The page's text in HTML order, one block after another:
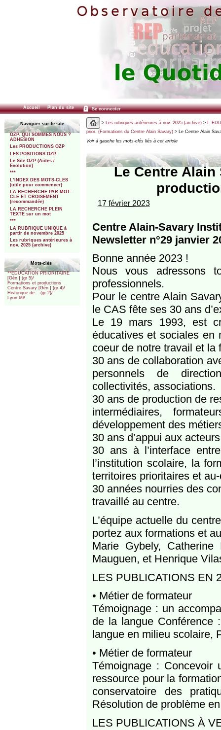
Accueil Plan du site Se connecter
Naviguer sur le site
OZP. QUI SOMMES NOUS ?
ADHESION
Les PRODUCTIONS OZP
LES POSITIONS OZP
Le Site OZP (Aides /
Evolution)
***
L’INDEX DES MOTS-CLES
(utile pour commencer)
LA RECHERCHE PAR MOT-
CLE ET CROISEMENT
(recommandée)
LA RECHERCHE PLEIN
TEXTE sur un mot
***
LA RUBRIQUE UNIQUE à
partir de novembre 2025
Les rubriques antérieures à
nov. 2025 (archive)
Mots-clés
**EDUCATION PRIORITAIRE
[Gén.] (gr 5)/
Formations et productions
Centre Savary [Gén.] (gr 4)/
Historique de... (gr 2)/
Lyon 69/
> Les rubriques antérieures à nov. 2025 (archive)> I-
prior. (Formations du Centre Alain Savary)> Le Centre Alain
Voir à gauche les mots-clés liés à cet article
Le Centre
17 février 2023
Centre Alain-Savary
Newsletter n°29 janvier
Bonne année 2023 !
Nous vous adressons
professionnels.
Pour le centre Alain
le CAS fête ses 30 ans
Le 19 mars 1993, est
éducatives et sociales en
coeur de notre travail et la
30 ans de collaboration
personnels de
collectivités, associations.
30 ans de production de
intermédiaires,
développement des
30 ans d’appui aux
30 ans à l’interface
l’institution scolaire, la
territoires prioritaires et
30 années nourries des
travaillé au centre.
L’équipe actuelle du
portez aux formations et
Marie Gybely, Catherine
Mauguen, et Henrique
LES PUBLICATIONS EN
• Métier de formateur
Témoignage : un
de la langue Conférence
langue en milieu scolaire,
• Métier de formateur
Témoignage :
ressource pour la
conservatoire des
Résolution de problème
LES PUBLICATIONS À